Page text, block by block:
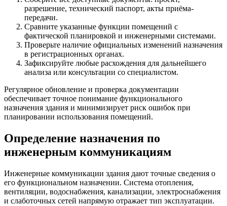
разрешение, технический паспорт, акты приёма-
передачи.
Сравните указанные функции помещений с
фактической планировкой и инженерными системами.
Проверьте наличие официальных изменений назначения
в регистрационных органах.
Зафиксируйте любые расхождения для дальнейшего
анализа или консультации со специалистом.
Регулярное обновление и проверка документации
обеспечивает точное понимание функционального
назначения здания и минимизирует риск ошибок при
планировании использования помещений.
Определение назначения по
инженерным коммуникациям
Инженерные коммуникации здания дают точные сведения о
его функциональном назначении. Система отопления,
вентиляции, водоснабжения, канализации, электроснабжения
и слаботочных сетей напрямую отражает тип эксплуатации.